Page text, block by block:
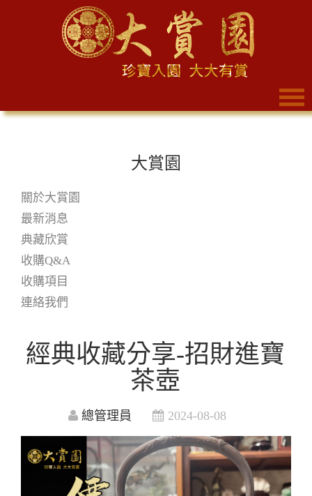
大賞園
關於大賞園
最新消息
典藏欣賞
收購Q&A
收購項目
連絡我們
經典收藏分享-招財進寶
茶壺
總管理員 2024-08-08